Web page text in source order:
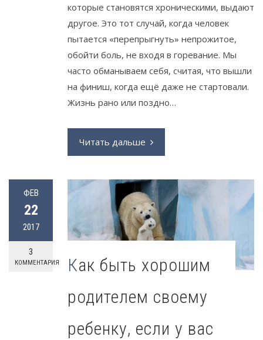
которые становятся хроническими, выдают
другое. Это тот случай, когда человек
пытается «перепрыгнуть» непрожитое,
обойти боль, не входя в горевание. Мы
часто обманываем себя, считая, что вышли
на финиш, когда ещё даже не стартовали.
Жизнь рано или поздно…
Читать дальше
ФЕВ
22
2017
3
КОММЕНТАРИЯ
Как быть хорошим
родителем своему
ребенку, если у вас